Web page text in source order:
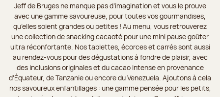
Jeff de Bruges ne manque pas d’imagination et vous le prouve
avec une gamme savoureuse, pour toutes vos gourmandises,
qu’elles soient grandes ou petites ! Au menu, vous retrouverez
une collection de snacking cacaoté pour une mini pause goûter
ultra réconfortante. Nos tablettes, écorces et carrés sont aussi
au rendez-vous pour des dégustations à fondre de plaisir, avec
des inclusions originales et du cacao intense en provenance
d’Équateur, de Tanzanie ou encore du Venezuela. Ajoutons à cela
nos savoureux enfantillages : une gamme pensée pour les petits,